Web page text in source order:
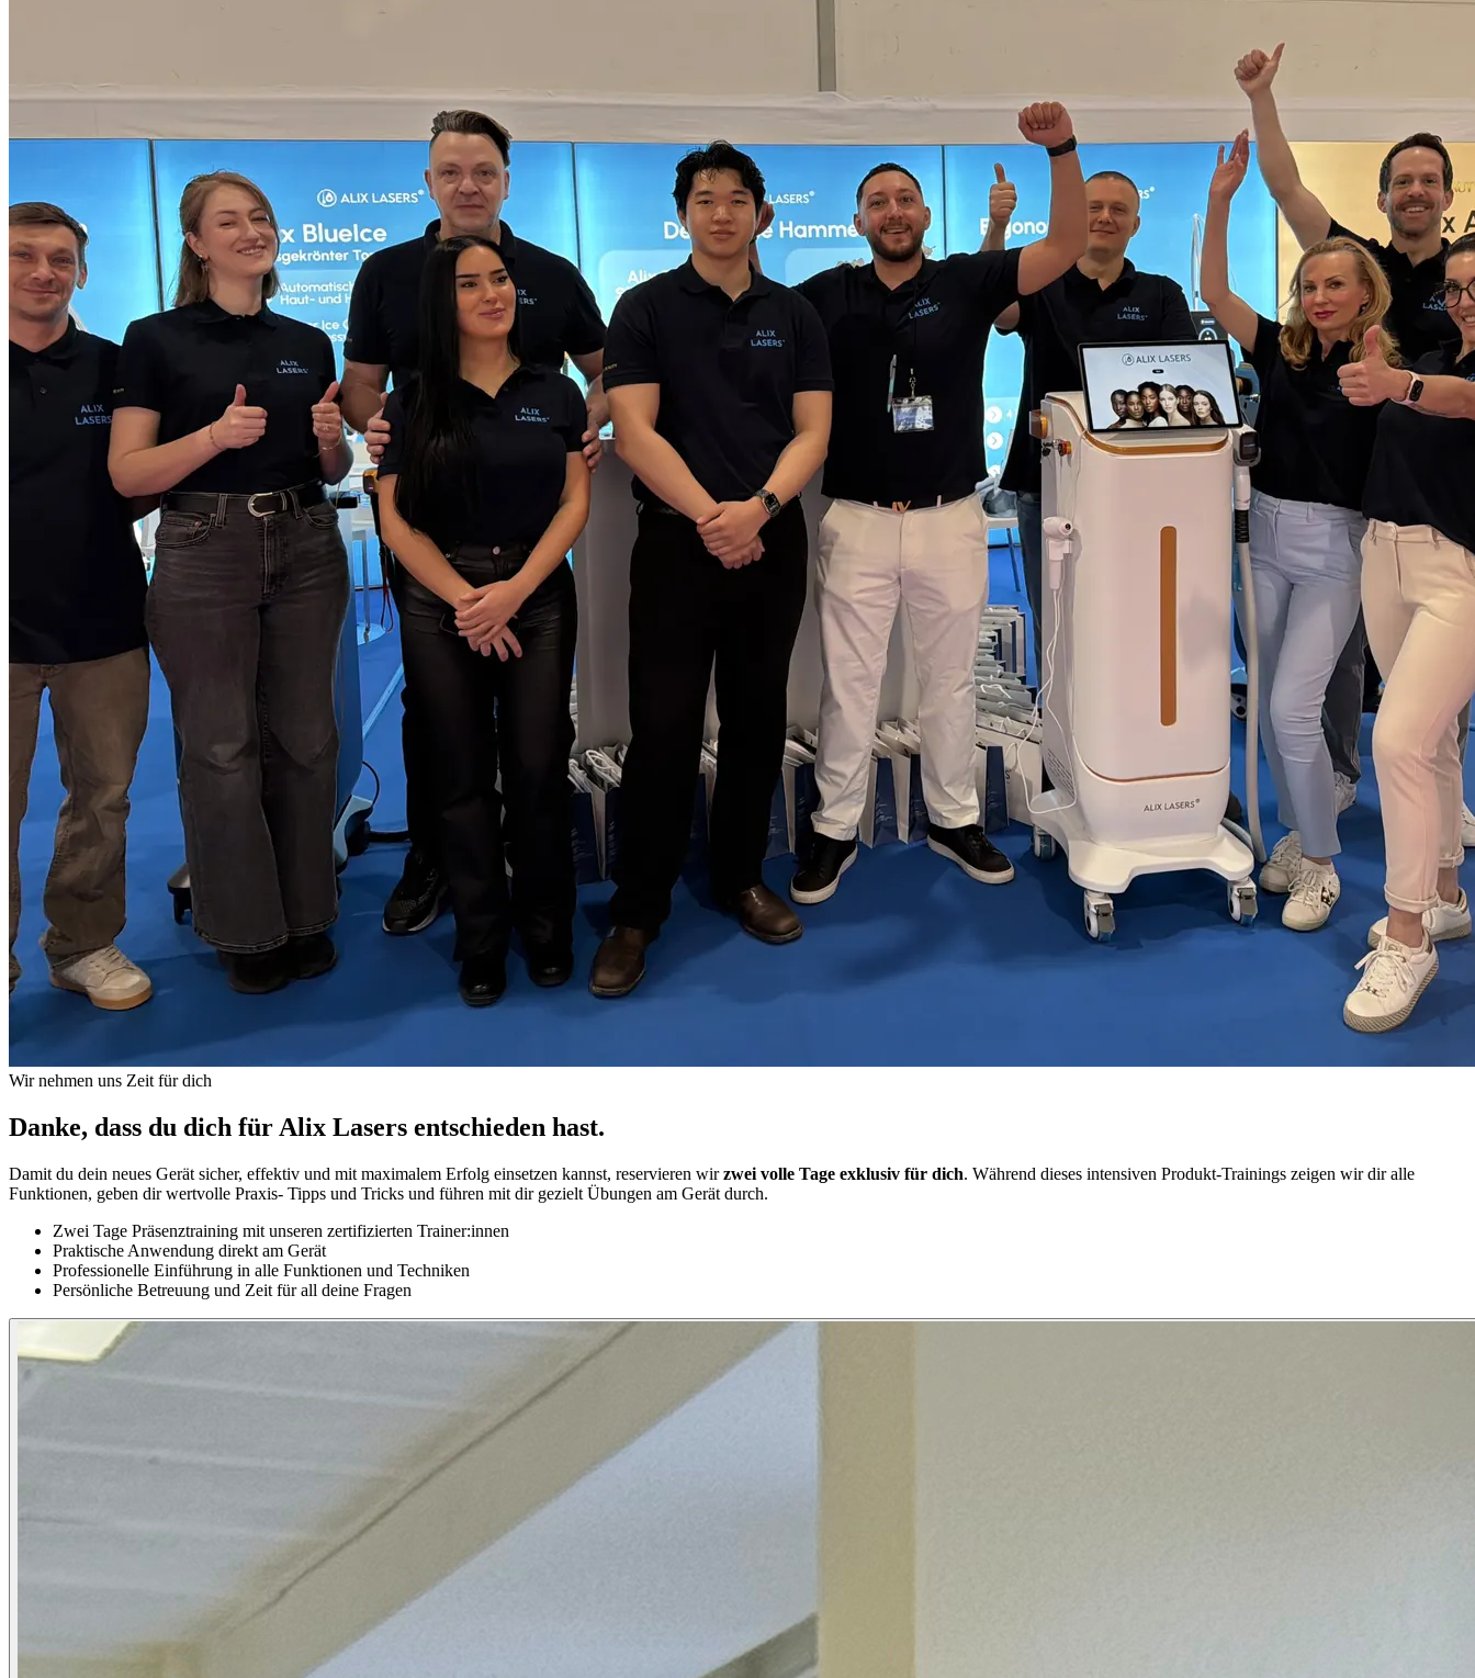
Wir nehmen uns Zeit für dich
Danke, dass du dich für Alix Lasers entschieden hast.
Damit du dein neues Gerät sicher, effektiv und mit maximalem Erfolg einsetzen kannst, reservieren wirzwei volle Tage exklusiv für dich. Während dieses intensiven Produkt-Trainings zeigen wir dir alle
Funktionen, geben dir wertvolle Praxis- Tipps und Tricks und führen mit dir gezielt Übungen am Gerät durch.
Zwei Tage Präsenztraining mit unseren zertifizierten Trainer:innen
Praktische Anwendung direkt am Gerät
Professionelle Einführung in alle Funktionen und Techniken
Persönliche Betreuung und Zeit für all deine Fragen